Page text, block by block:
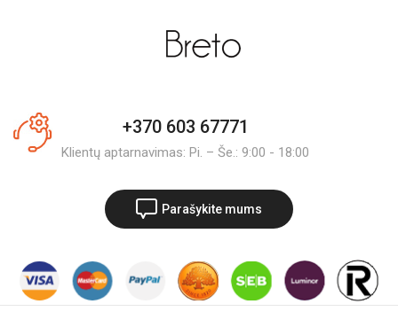
+370 603 67771
Klientų aptarnavimas: Pi. – Še.: 9:00 - 18:00
Parašykite mums